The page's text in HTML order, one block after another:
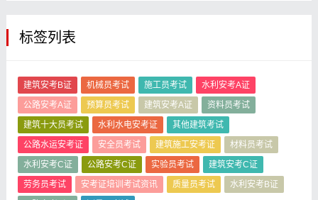
标签列表
建筑安考B证 机械员考试 施工员考试
水利安考A证
公路安考A证
预算员考试 建筑安考A证
资料员考试
建筑十大员考试
水利水电安考证
其他建筑考试
公路水运安考证
安全员考试 建筑施工安考证
材料员考试
水利安考C证
公路安考C证 实验员考试
建筑安考C证
劳务员考试
安考证培训考试资讯 质量员考试
水利安考B证